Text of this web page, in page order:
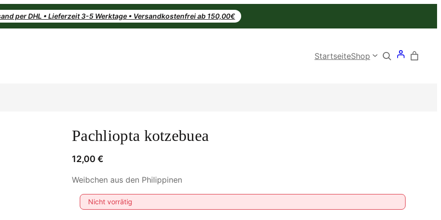
per DHL • Lieferzeit 3-5 Werktage • Versandkostenfrei ab 150,00€
StartseiteShop Search
Pachliopta kotzebuea
12,00 €
Weibchen aus den Philippinen
Nicht vorrätig